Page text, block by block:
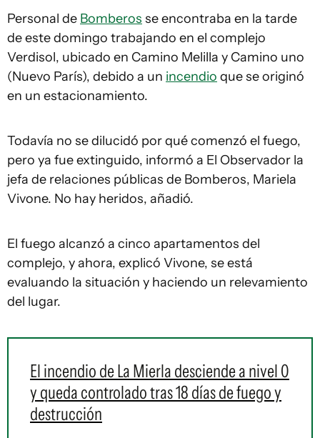
Personal de Bomberos se encontraba en la tarde
de este domingo trabajando en el complejo
Verdisol, ubicado en Camino Melilla y Camino uno
(Nuevo París), debido a un incendio que se originó
en un estacionamiento.
Todavía no se dilucidó por qué comenzó el fuego,
pero ya fue extinguido, informó a El Observador la
jefa de relaciones públicas de Bomberos, Mariela
Vivone. No hay heridos, añadió.
El fuego alcanzó a cinco apartamentos del
complejo, y ahora, explicó Vivone, se está
evaluando la situación y haciendo un relevamiento
del lugar.
El incendio de La Mierla desciende a nivel 0
y queda controlado tras 18 días de fuego y
destrucción